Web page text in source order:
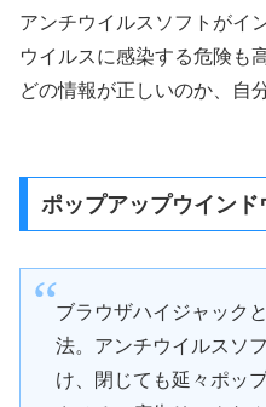
アンチウイルスソフトがイ
ウイルスに感染する危険も
どの情報が正しいのか、自
ポップアップウインド
ブラウザハイジャック
法。アンチウイルスソ
け、閉じても延々ポッ